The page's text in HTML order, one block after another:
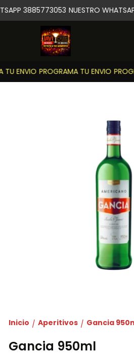
ENVIO PROGRAMA TU ENVIO
3885773053 NUESTRO
Inicio / Aperitivos / Gancia
Gancia 950ml